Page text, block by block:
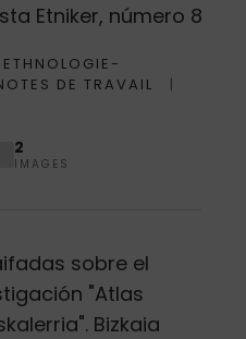
Etniker, número 8
ETHNOLOGIE-
DE TRAVAIL
2
IMAGES
sobre el
"Atlas
Bizkaia